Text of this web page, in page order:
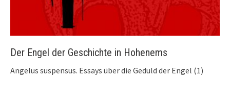
Der Engel der Geschichte in Hohenems
Angelus suspensus. Essays über die Geduld der Engel (1)